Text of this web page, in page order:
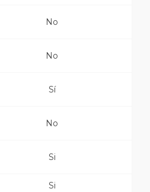
No
No
Sí
No
Si
Si